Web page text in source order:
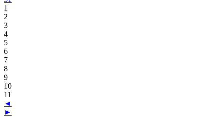
1
2
3
4
5
6
7
8
9
10
11
◄
►